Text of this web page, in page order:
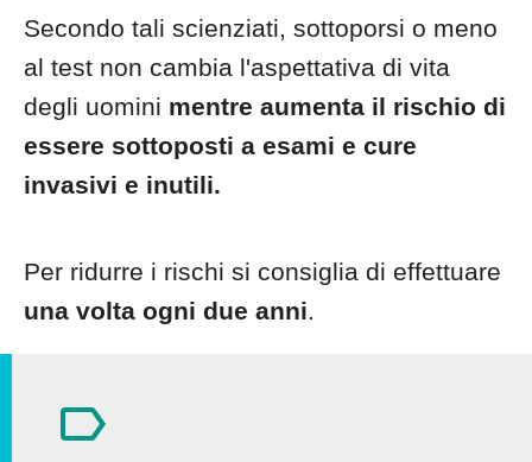
Secondo tali scienziati, sottoporsi o meno
al test non cambia l'aspettativa di vita
degli uomini mentre aumenta il rischio di
essere sottoposti a esami e cure
invasivi e inutili.
Per ridurre i rischi si consiglia di effettuare
una volta ogni due anni.